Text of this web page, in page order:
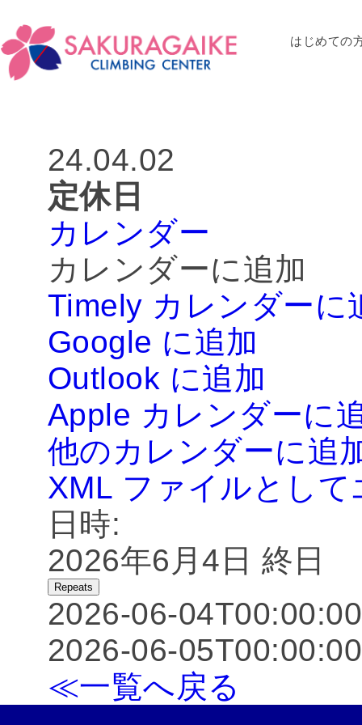
はじめての
24.04.02
定休日
カレンダー
カレンダーに追加
Timely カレンダーに
Google に追加
Outlook に追加
Apple カレンダーに
他のカレンダーに追
XML ファイルとし
日時:
2026年6月4日 終日
Repeats
2026-06-
2026-06-
≪一覧へ戻る